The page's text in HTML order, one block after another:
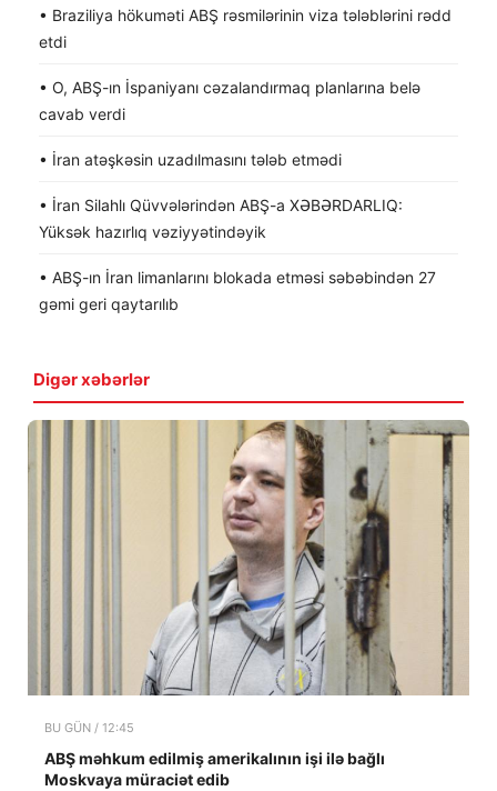
• Braziliya hökuməti ABŞ rəsmilərinin viza tələblərini rədd
etdi
• O, ABŞ-ın İspaniyanı cəzalandırmaq planlarına belə
cavab verdi
• İran atəşkəsin uzadılmasını tələb etmədi
• İran Silahlı Qüvvələrindən ABŞ-a XƏBƏRDARLIQ:
Yüksək hazırlıq vəziyyətindəyik
• ABŞ-ın İran limanlarını blokada etməsi səbəbindən 27
gəmi geri qaytarılıb
Digər xəbərlər
BU GÜN / 12:45
ABŞ məhkum edilmiş amerikalının işi ilə bağlı
Moskvaya müraciət edib